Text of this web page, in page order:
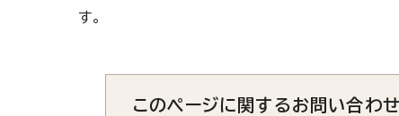
す。
このページに関するお問い合わせ